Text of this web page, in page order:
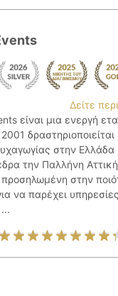
Δείτε
είναι μια ενεργή
δραστηριοποιείται
στην Ελλάδα
την Παλλήνη
στην
να παρέχει